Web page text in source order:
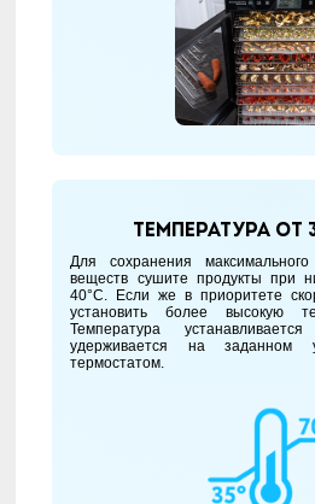
Температура от
Для сохранения
веществ сушите продукты при
40°С. Если же в приоритете
установить более высокую
Температура
удерживается на заданном
термостатом.